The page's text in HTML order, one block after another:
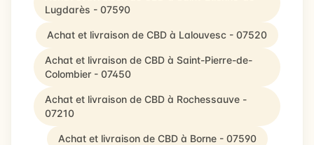
Lugdarès - 07590
Achat et livraison de CBD à Lalouvesc - 07520
Achat et livraison de CBD à Saint-Pierre-de-
Colombier - 07450
Achat et livraison de CBD à Rochessauve -
07210
Achat et livraison de CBD à Borne - 07590